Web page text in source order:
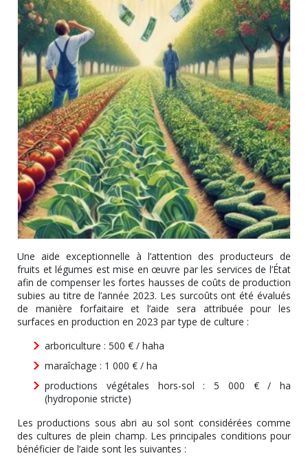
Une aide exceptionnelle à l’attention des producteurs de
fruits et légumes est mise en œuvre par les services de l’État
afin de compenser les fortes hausses de coûts de production
subies au titre de l’année 2023. Les surcoûts ont été évalués
de manière forfaitaire et l’aide sera attribuée pour les
surfaces en production en 2023 par type de culture :
arboriculture : 500 € / haha
maraîchage : 1 000 € / ha
productions végétales hors-sol : 5 000 € / ha
(hydroponie stricte)
Les productions sous abri au sol sont considérées comme
des cultures de plein champ. Les principales conditions pour
bénéficier de l’aide sont les suivantes :